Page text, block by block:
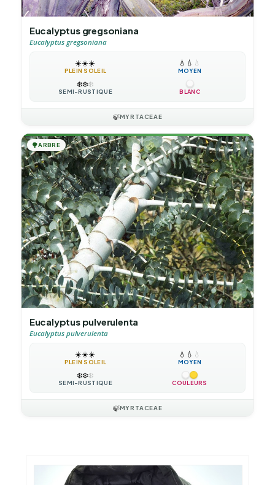
Eucalyptus gregsoniana
Eucalyptus gregsoniana
☀️☀️☀️
PLEIN SOLEIL
💧 💧 💧
MOYEN
❄️❄️❄️
SEMI-RUSTIQUE BLANC
🍃MYRTACEAE
🌳ARBRE
Eucalyptus pulverulenta
Eucalyptus pulverulenta
☀️☀️☀️
PLEIN SOLEIL
💧 💧 💧
MOYEN
❄️❄️❄️
SEMI-RUSTIQUE COULEURS
🍃MYRTACEAE